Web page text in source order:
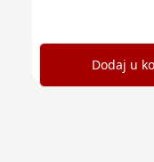
Dodaj u